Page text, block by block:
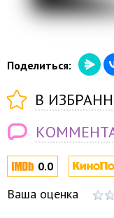
0.0
Ваша оценка
Поделиться:
В